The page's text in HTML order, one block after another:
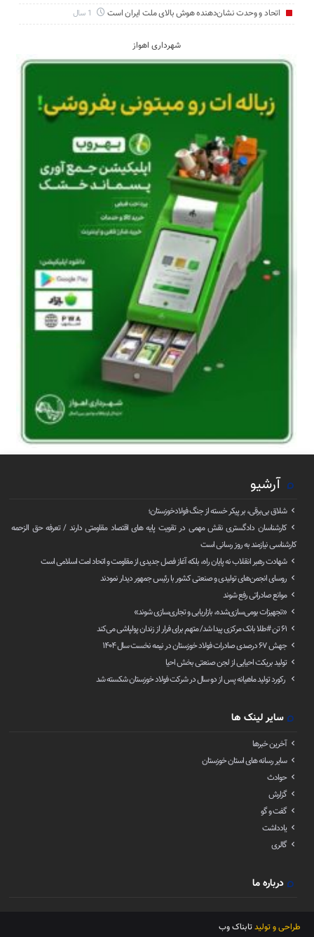
اتحاد و وحدت نشان‌دهنده هوش بالای ملت ایران است
شهرداری اهواز
آرشیو
شلاق‌ بی‌برقی، بر پیکر خسته‌ از جنگ فولادخوزستان؛
کارشناسان دادگستری نقش مهمی در تقویت پایه های اقتصاد مقاومتی دارند / تعرفه حق الزحمه
کارشناسی نیازمند به روز رسانی است
شهادت رهبر انقلاب نه پایان راه، بلکه آغاز فصل جدیدی از مقاومت و اتحاد امت اسلامی است
روسای انجمن‌های تولیدی و صنعتی کشور با رئیس جمهور دیدار نمودند
موانع صادراتی رفع شوند
«تجهیزات بومی‌سازی‌شده، بازاریابی و تجاری‌سازی شوند»
۶۱ تن ‌#طلا بانک مرکزی پیدا شد/ متهم برای فرار از زندان پولپاشی می‌کند
جهش ۶۷ درصدی صادرات فولاد خوزستان در نیمه نخست سال ۱۴۰۴
تولید بریکت احیایی از لجن صنعتی بخش احیا
رکورد تولید ماهیانه پس از دو سال در شرکت فولاد خوزستان شکسته شد
سایر لینک ها
آخرین خبرها
سایر رسانه های استان خوزستان
حوادث
گزارش
گفت و گو
یادداشت
گالری
درباره ما
طراحی و تولیدتابناک وب